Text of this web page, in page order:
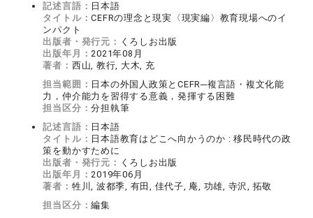
記述言語： 日本語
タイトル：CEFRの理念と現実〈現実編〉教育現場へのイ
ンパクト
出版者・発行元： くろしお出版
出版年月：2021年08月
著者： 西山, 教行, 大木, 充
担当範囲： 日本の外国人政策とCEFR─複言語・複文化能
力，仲介能力を習得する意義，発揮する困難
担当区分：分担執筆
記述言語： 日本語
タイトル： 日本語教育はどこへ向かうのか : 移民時代の政
策を動かすために
出版者・発行元： くろしお出版
出版年月：2019年06月
著者： 牲川, 波都季, 有田, 佳代子, 庵, 功雄, 寺沢, 拓敬
担当区分：編集